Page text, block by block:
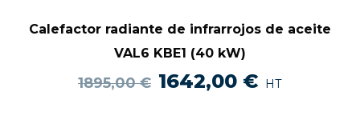
Calefactor radiante de infrarrojos de aceite
VAL6 KBE1 (40 kW)
1895,00€ El
1642,00 € El
HT